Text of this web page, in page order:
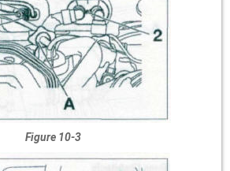
Figure 10-3